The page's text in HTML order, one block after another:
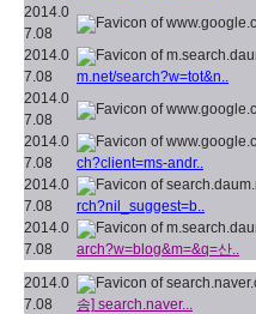
2014.0
7.08
2014.0
7.08
m.net/search?w=tot&n..
2014.0
7.08
2014.0
7.08
ch?client=ms-andr..
2014.0
7.08
rch?nil_suggest=b..
2014.0
7.08
arch?w=blog&m=&q=산..
2014.0
7.08
송] search.naver...